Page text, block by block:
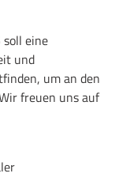
soll eine
und
um an den
freuen uns auf